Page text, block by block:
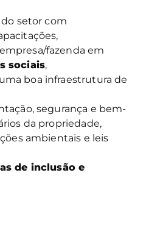
setor com
fazenda em
sociais,
boa infraestrutura de
segurança e bem-
da propriedade,
ambientais e leis
de inclusão e